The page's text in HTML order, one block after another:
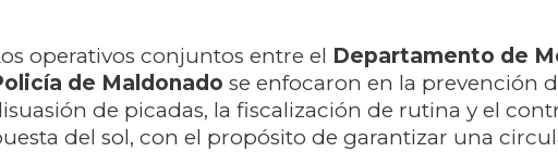
operativos conjuntos entre el Departamento de
de Maldonado se enfocaron en la prevención
de picadas, la fiscalización de rutina y el
del sol, con el propósito de garantizar una